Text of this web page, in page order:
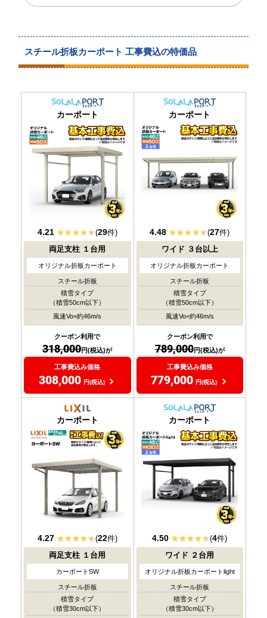
スチール折板カーポート 工事費込の特価品
カーポート
耐積雪/風圧
4.21 (29件)
両足支柱 １台用
オリジナル折板カーポート
スチール折板
積雪タイプ
（積雪50cm以下）
風速Vo=約46m/s
クーポン利用で
318,000円(税込)が
工事費込み価格
308,000 円(税込)
カーポート
耐積雪/風圧
4.48 (27件)
ワイド ３台以上
オリジナル折板カーポート
スチール折板
積雪タイプ
（積雪50cm以下）
風速Vo=約46m/s
クーポン利用で
789,000円(税込)が
工事費込み価格
779,000 円(税込)
カーポート
4.27 (22件)
両足支柱 １台用
カーポートSW
スチール折板
積雪タイプ
（積雪30cm以下）
カーポート
4.50 (4件)
ワイド ２台用
オリジナル折板カーポートlight
スチール折板
積雪タイプ
（積雪30cm以下）